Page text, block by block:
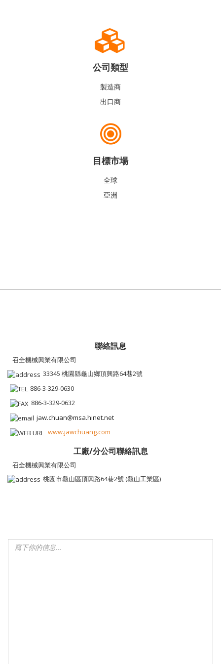
公司類型
製造商
出口商
目標市場
全球
亞洲
聯絡訊息
召全機械興業有限公司
33345 桃園縣龜山鄉頂興路64巷2號
886-3-329-0630
886-3-329-0632
jaw.chuan@msa.hinet.net
www.jawchuang.com
工廠/分公司聯絡訊息
召全機械興業有限公司
桃園市龜山區頂興路64巷2號 (龜山工業區)